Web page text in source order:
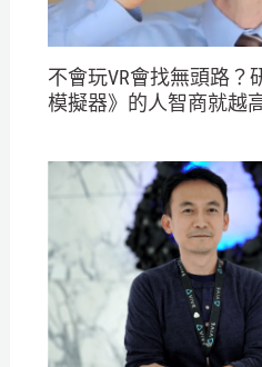
不會玩VR會找無頭路？
模擬器》的人智商就越